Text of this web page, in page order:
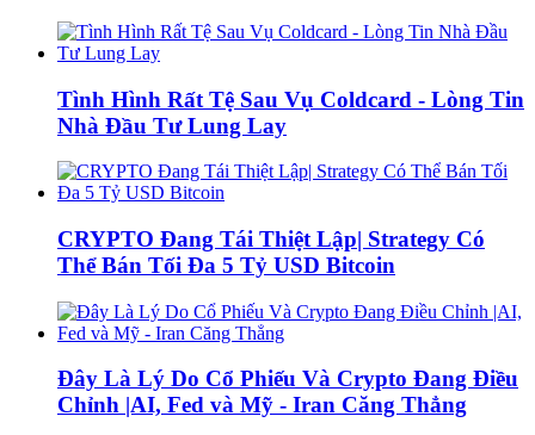
Tình Hình Rất Tệ Sau Vụ Coldcard - Lòng Tin
Nhà Đầu Tư Lung Lay
CRYPTO Đang Tái Thiệt Lập| Strategy Có
Thể Bán Tối Đa 5 Tỷ USD Bitcoin
Đây Là Lý Do Cổ Phiếu Và Crypto Đang Điều
Chỉnh |AI, Fed và Mỹ - Iran Căng Thẳng